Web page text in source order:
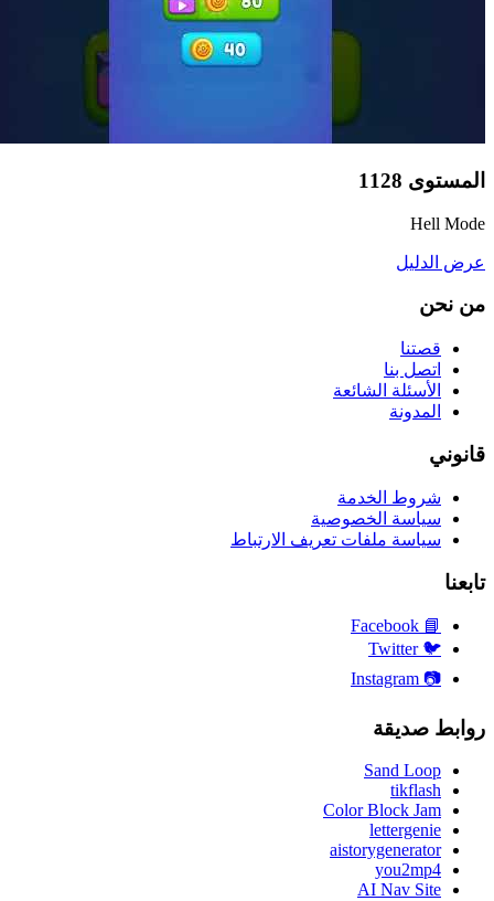
المستوى 1128
Hell Mode
عرض الدليل
من نحن
قصتنا
اتصل بنا
الأسئلة الشائعة
المدونة
قانوني
شروط الخدمة
سياسة الخصوصية
سياسة ملفات تعريف الارتباط
تابعنا
📘
🐦
Twitter
📷
روابط صديقة
Sand Loop
tikflash
Color Block Jam
lettergenie
aistorygenerator
you2mp4
AI Nav Site